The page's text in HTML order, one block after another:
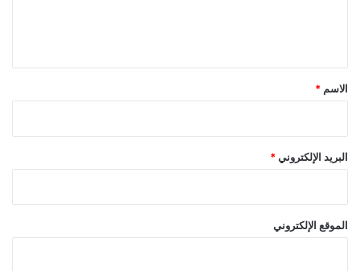
*
الاسم *
البريد الإلكتروني *
الموقع الإلكتروني